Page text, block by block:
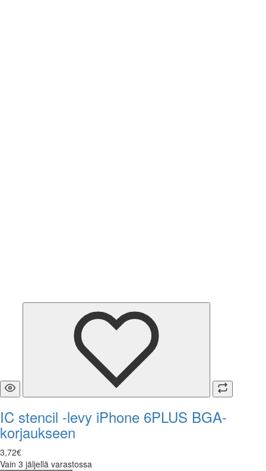
IC stencil -levy iPhone 6PLUS BGA-
korjaukseen
3,72€
Vain 3 jäljellä varastossa